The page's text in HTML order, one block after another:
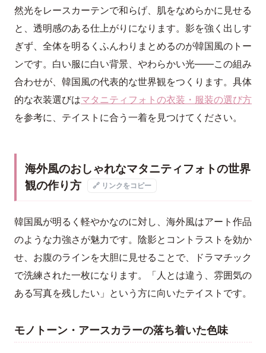
然光をレースカーテンで和らげ、肌をなめらかに見せる
と、透明感のある仕上がりになります。影を強く出しす
ぎず、全体を明るくふんわりまとめるのが韓国風のトー
ンです。白い服に白い背景、やわらかい光——この組み
合わせが、韓国風の代表的な世界観をつくります。具体
的な衣装選びはマタニティフォトの衣装・服装の選び方
を参考に、テイストに合う一着を見つけてください。
海外風のおしゃれなマタニティフォトの世界
観の作り方
🔗 リンクをコピー
韓国風が明るく軽やかなのに対し、海外風はアート作品
のような力強さが魅力です。陰影とコントラストを効か
せ、お腹のラインを大胆に見せることで、ドラマチック
で洗練された一枚になります。「人とは違う、雰囲気の
ある写真を残したい」という方に向いたテイストです。
モノトーン・アースカラーの落ち着いた色味